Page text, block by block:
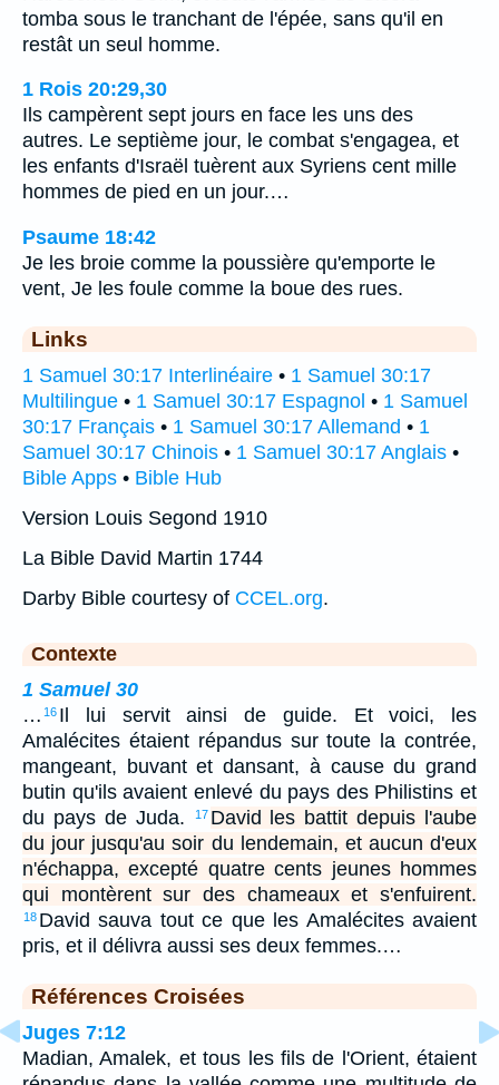
tomba sous le tranchant de l'épée, sans qu'il en
restât un seul homme.
1 Rois 20:29,30
Ils campèrent sept jours en face les uns des
autres. Le septième jour, le combat s'engagea, et
les enfants d'Israël tuèrent aux Syriens cent mille
hommes de pied en un jour.…
Psaume 18:42
Je les broie comme la poussière qu'emporte le
vent, Je les foule comme la boue des rues.
Links
1 Samuel 30:17 Interlinéaire • 1 Samuel 30:17
Multilingue • 1 Samuel 30:17 Espagnol • 1 Samuel
30:17 Français • 1 Samuel 30:17 Allemand • 1
Samuel 30:17 Chinois • 1 Samuel 30:17 Anglais •
Bible Apps • Bible Hub
Version Louis Segond 1910
La Bible David Martin 1744
Darby Bible courtesy of CCEL.org.
Contexte
1 Samuel 30
… 16 Il lui servit ainsi de guide. Et voici, les
Amalécites étaient répandus sur toute la contrée,
mangeant, buvant et dansant, à cause du grand
butin qu'ils avaient enlevé du pays des Philistins et
du pays de Juda.
17 David les battit depuis l'aube
du jour jusqu'au soir du lendemain, et aucun d'eux
n'échappa, excepté quatre cents jeunes hommes
qui montèrent sur des chameaux et s'enfuirent.
18 David sauva tout ce que les Amalécites avaient
pris, et il délivra aussi ses deux femmes.…
Références Croisées
Juges 7:12
Madian, Amalek, et tous les fils de l'Orient, étaient